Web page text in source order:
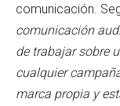
comunicación.
comunicación
de trabajar sobre
cualquier
marca propia y